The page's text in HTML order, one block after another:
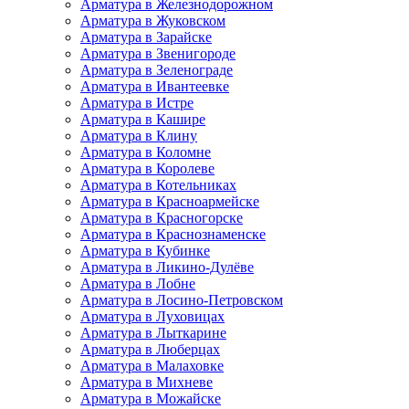
Арматура в Железнодорожном
Арматура в Жуковском
Арматура в Зарайске
Арматура в Звенигороде
Арматура в Зеленограде
Арматура в Ивантеевке
Арматура в Истре
Арматура в Кашире
Арматура в Клину
Арматура в Коломне
Арматура в Королеве
Арматура в Котельниках
Арматура в Красноармейске
Арматура в Красногорске
Арматура в Краснознаменске
Арматура в Кубинке
Арматура в Ликино-Дулёве
Арматура в Лобне
Арматура в Лосино-Петровском
Арматура в Луховицах
Арматура в Лыткарине
Арматура в Люберцах
Арматура в Малаховке
Арматура в Михневе
Арматура в Можайске